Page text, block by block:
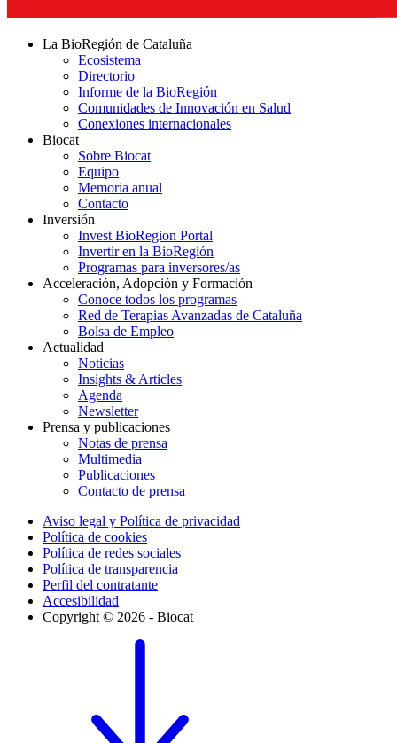
La BioRegión de Cataluña
Ecosistema
Directorio
Informe de la BioRegión
Comunidades de Innovación en Salud
Conexiones internacionales
Biocat
Sobre Biocat
Equipo
Memoria anual
Contacto
Inversión
Invest BioRegion Portal
Invertir en la BioRegión
Programas para inversores/as
Acceleración, Adopción y Formación
Conoce todos los programas
Red de Terapias Avanzadas de Cataluña
Bolsa de Empleo
Actualidad
Noticias
Insights & Articles
Agenda
Newsletter
Prensa y publicaciones
Notas de prensa
Multimedia
Publicaciones
Contacto de prensa
Aviso legal y Política de privacidad
Política de cookies
Política de redes sociales
Política de transparencia
Perfil del contratante
Accesibilidad
Copyright © 2026 - Biocat